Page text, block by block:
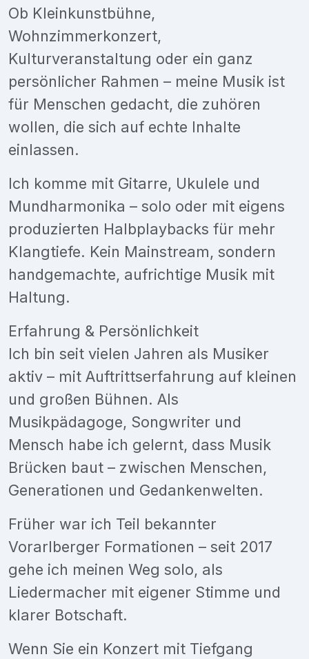
Ob Kleinkunstbühne,
Wohnzimmerkonzert,
Kulturveranstaltung oder ein ganz
persönlicher Rahmen – meine Musik ist
für Menschen gedacht, die zuhören
wollen, die sich auf echte Inhalte
einlassen.
Ich komme mit Gitarre, Ukulele und
Mundharmonika – solo oder mit eigens
produzierten Halbplaybacks für mehr
Klangtiefe. Kein Mainstream, sondern
handgemachte, aufrichtige Musik mit
Haltung.
Erfahrung & Persönlichkeit
Ich bin seit vielen Jahren als Musiker
aktiv – mit Auftrittserfahrung auf kleinen
und großen Bühnen. Als
Musikpädagoge, Songwriter und
Mensch habe ich gelernt, dass Musik
Brücken baut – zwischen Menschen,
Generationen und Gedankenwelten.
Früher war ich Teil bekannter
Vorarlberger Formationen – seit 2017
gehe ich meinen Weg solo, als
Liedermacher mit eigener Stimme und
klarer Botschaft.
Wenn Sie ein Konzert mit Tiefgang